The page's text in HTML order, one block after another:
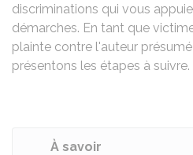
discriminations qui vous
démarches. En tant que
plainte contre l'auteur
présentons les étapes à suivre.
À savoir